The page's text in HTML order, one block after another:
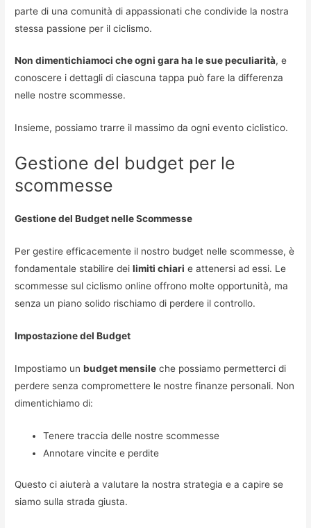
parte di una comunità di appassionati che condivide la nostra
stessa passione per il ciclismo.
Non dimentichiamoci che ogni gara ha le sue peculiarità, e
conoscere i dettagli di ciascuna tappa può fare la differenza
nelle nostre scommesse.
Insieme, possiamo trarre il massimo da ogni evento ciclistico.
Gestione del budget per le
scommesse
Gestione del Budget nelle Scommesse
Per gestire efficacemente il nostro budget nelle scommesse, è
fondamentale stabilire deilimiti chiari e attenersi ad essi. Le
scommesse sul ciclismo online offrono molte opportunità, ma
senza un piano solido rischiamo di perdere il controllo.
Impostazione del Budget
Impostiamo unbudget mensile che possiamo permetterci di
perdere senza compromettere le nostre finanze personali. Non
dimentichiamo di:
Tenere traccia delle nostre scommesse
Annotare vincite e perdite
Questo ci aiuterà a valutare la nostra strategia e a capire se
siamo sulla strada giusta.